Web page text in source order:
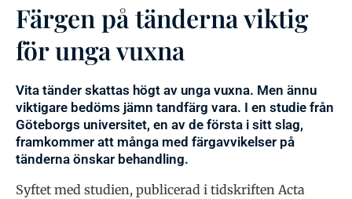
Färgen på tänderna viktig
för unga vuxna
Vita tänder skattas högt av unga vuxna. Men ännu
viktigare bedöms jämn tandfärg vara. I en studie från
Göteborgs universitet, en av de första i sitt slag,
framkommer att många med färgavvikelser på
tänderna önskar behandling.
Syftet med studien, publicerad i tidskriften Acta